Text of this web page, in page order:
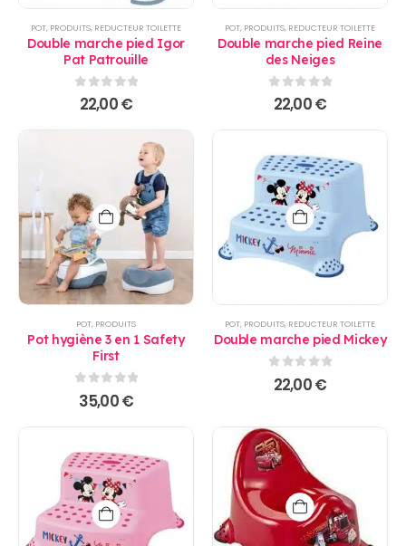
POT, PRODUITS, REDUCTEUR TOILETTE
Double marche pied Igor
Pat Patrouille
0sur 5
22,00€
POT, PRODUITS, REDUCTEUR TOILETTE
Double marche pied Reine
des Neiges
0sur 5
22,00€
POT, PRODUITS
Pot hygiène 3 en 1 Safety
First
0sur 5
35,00€
POT, PRODUITS, REDUCTEUR TOILETTE
Double marche pied Mickey
0sur 5
22,00€